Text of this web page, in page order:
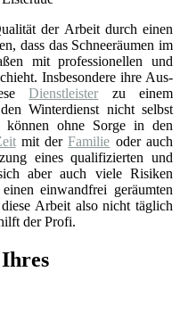
der Arbeit durch einen
dass das Schneeräumen im
mit professionellen und
Insbesondere ihre Aus-
Dienstleister zu einem
Winterdienst nicht selbst
ohne Sorge in den
mit derFamilie oder auch
eines qualifizierten und
aber auch viele Risiken
einwandfrei geräumten
Arbeit also nicht täglich
der Profi.